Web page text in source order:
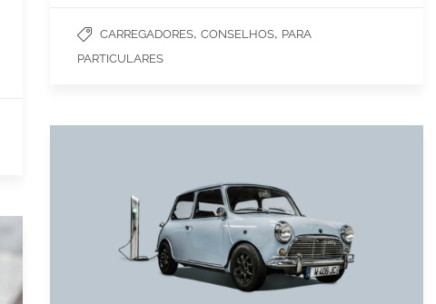
CARREGADORES, CONSELHOS, PARA
PARTICULARES